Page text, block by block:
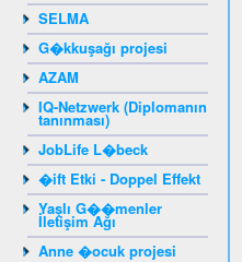
SELMA
G�kkuşağı projesi
AZAM
IQ-Netzwerk (Diplomanın
tanınması)
JobLife L�beck
�ift Etki - Doppel Effekt
Yaşlı G��menler
İletişim Ağı
Anne �ocuk projesi